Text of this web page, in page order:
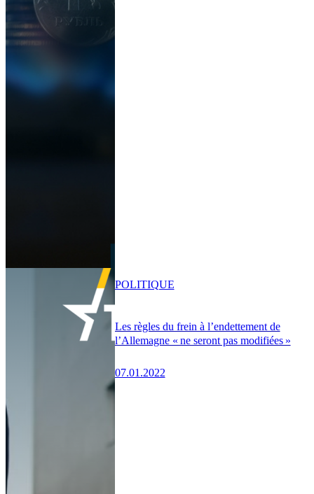
Les règles du frein à l’endettement de
l’Allemagne « ne seront pas modifiées »
07.01.2022
POLITIQUE